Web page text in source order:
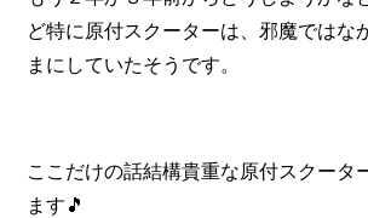
ど特に原付スクーターは、邪魔ではな
まにしていたそうです。
ここだけの話結構貴重な原付スクータ
ます🎵